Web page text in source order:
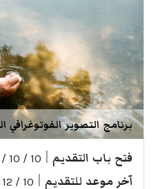
برنامج التصوير الفوتوغرافي
فتح باب التقديم 10 / 10 / 2025
آخر موعد للتقديم 10 / 12 / 2025